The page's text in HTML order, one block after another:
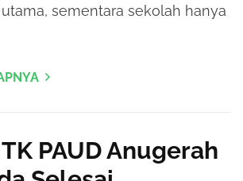
sementara sekolah hanya
PAUD Anugerah